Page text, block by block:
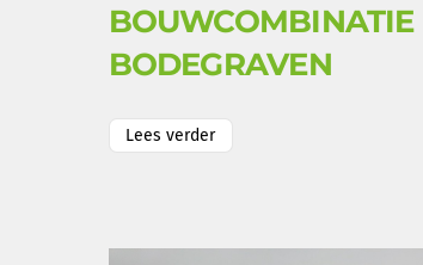
BOUWCOMBINATIE
BODEGRAVEN
Lees verder